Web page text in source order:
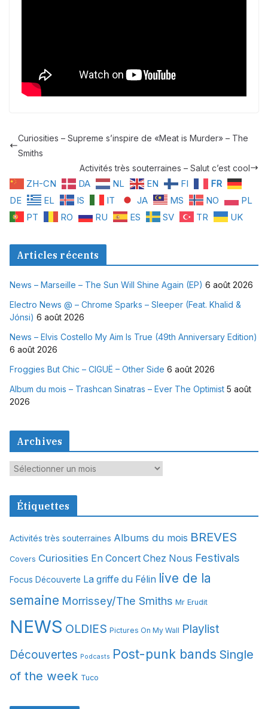
Curiosities – Supreme s’inspire de «Meat is Murder» – The
Smiths
Activités très souterraines – Salut c’est cool
ZH-CN DA NL EN FI
FR
DE
EL IS IT JA MS NO
PL
PT
RO RU ES SV TR UK
Articles récents
News – Marseille – The Sun Will Shine Again (EP) 6 août 2026
Electro News @ – Chrome Sparks – Sleeper (Feat. Khalid &
Jónsi) 6 août 2026
News – Elvis Costello My Aim Is True (49th Anniversary Edition)
6 août 2026
Froggies But Chic – CIGUË – Other Side 6 août 2026
Album du mois – Trashcan Sinatras – Ever The Optimist 5 août
2026
Archives
A
c
v
e
Étiquettes
Activités très souterraines Albums du mois BREVES
Covers Curiosities En Concert Chez Nous Festivals
Focus Découverte La griffe du Félin live de la
semaine Morrissey/The Smiths Mr Erudit
NEWS OLDIES Pictures On My Wall Playlist
Découvertes Podcasts Post-punk bands Single
of the week Tuco